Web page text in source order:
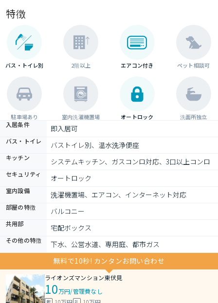
特徴
バス・トイレ別 2階以上 エアコン付き ペット相談可
駐車場あり 室内洗濯機置場 オートロック 洗面所独立
入居条件 即入居可
バス・トイレ バストイレ別、温水洗浄便座
キッチン システムキッチン、ガスコンロ対応、3口以上コンロ
セキュリティ オートロック
室内設備 洗濯機置場、エアコン、インターネット対応
部屋の特徴 バルコニー
共用部 宅配ボックス
その他の特徴
下水、公営水道、専用庭、都市ガス
無料で10秒! カンタンお問い合わせ
ライオンズマンション東伏見
10万円/管理費なし